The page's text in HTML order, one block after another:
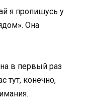
я пропишусь у
Она
в первый раз
тут, конечно,